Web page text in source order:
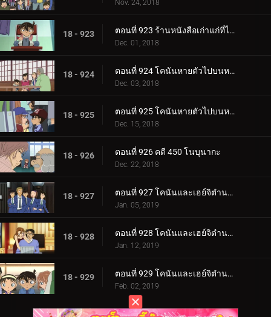
Nov. 24, 2018
18 - 923 ตอนที่ 923 ร้านหนังสือเก่าแก่ที่ได้ยินเสียงนกหวีด
Dec. 01, 2018
18 - 924 ตอนที่ 924 โคนันหายตัวไปบนหน้าผา (ตอนแรก)
Dec. 03, 2018
18 - 925 ตอนที่ 925 โคนันหายตัวไปบนหน้าผา (ตอนจบ)
Dec. 15, 2018
18 - 926 ตอนที่ 926 คดี 450 โนบุนากะ
Dec. 22, 2018
18 - 927 ตอนที่ 927 โคนันและเฮย์จิตำนานนุเอะ (ภาคส่งเสียงร้อง)
Jan. 05, 2019
18 - 928 ตอนที่ 928 โคนันและเฮย์จิตำนานนุเอะ (ภาคกรงเล็บ)
Jan. 12, 2019
18 - 929 ตอนที่ 929 โคนันและเฮย์จิตำนานนุเอะ (ภาคไขคดี)
Feb. 02, 2019